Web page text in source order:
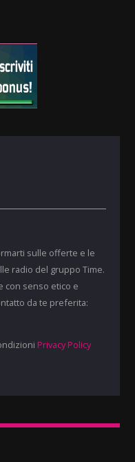
sulle offerte e le
radio del gruppo Time.
con senso etico e
da te preferita:
Privacy Policy